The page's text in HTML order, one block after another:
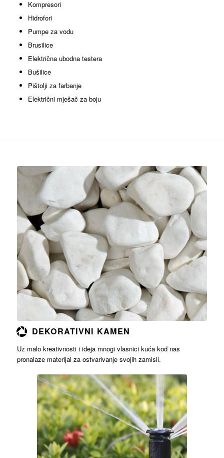
Kompresori
Hidrofori
Pumpe za vodu
Brusilice
Električna ubodna testera
Bušilice
Pištolji za farbanje
Električni mješač za boju
Opširnije
DEKORATIVNI KAMEN
Uz malo kreativnosti i ideja mnogi vlasnici kuća kod nas
pronalaze materijal za ostvarivanje svojih zamisli.
Opširnije